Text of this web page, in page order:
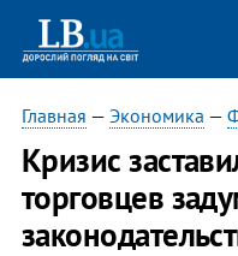
Главная — Экономика —
Кризис
торговцев